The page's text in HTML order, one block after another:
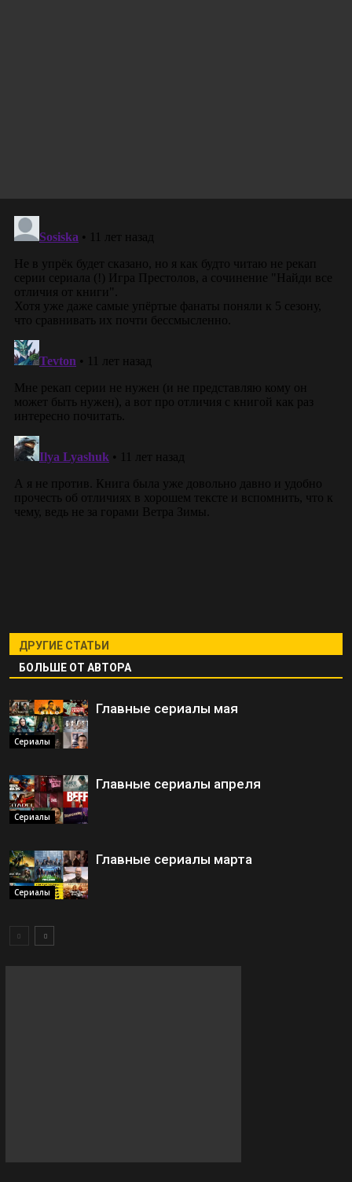
ДРУГИЕ СТАТЬИ
БОЛЬШЕ ОТ АВТОРА
Сериалы
Главные сериалы мая
Сериалы
Главные сериалы апреля
Сериалы
Главные сериалы марта